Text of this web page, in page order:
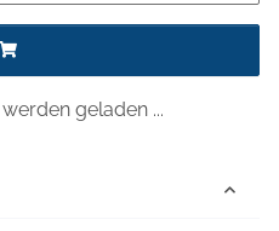
geladen ...